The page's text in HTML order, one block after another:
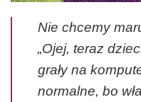
Nie chcemy
„Ojej, teraz
grały na
normalne, bo